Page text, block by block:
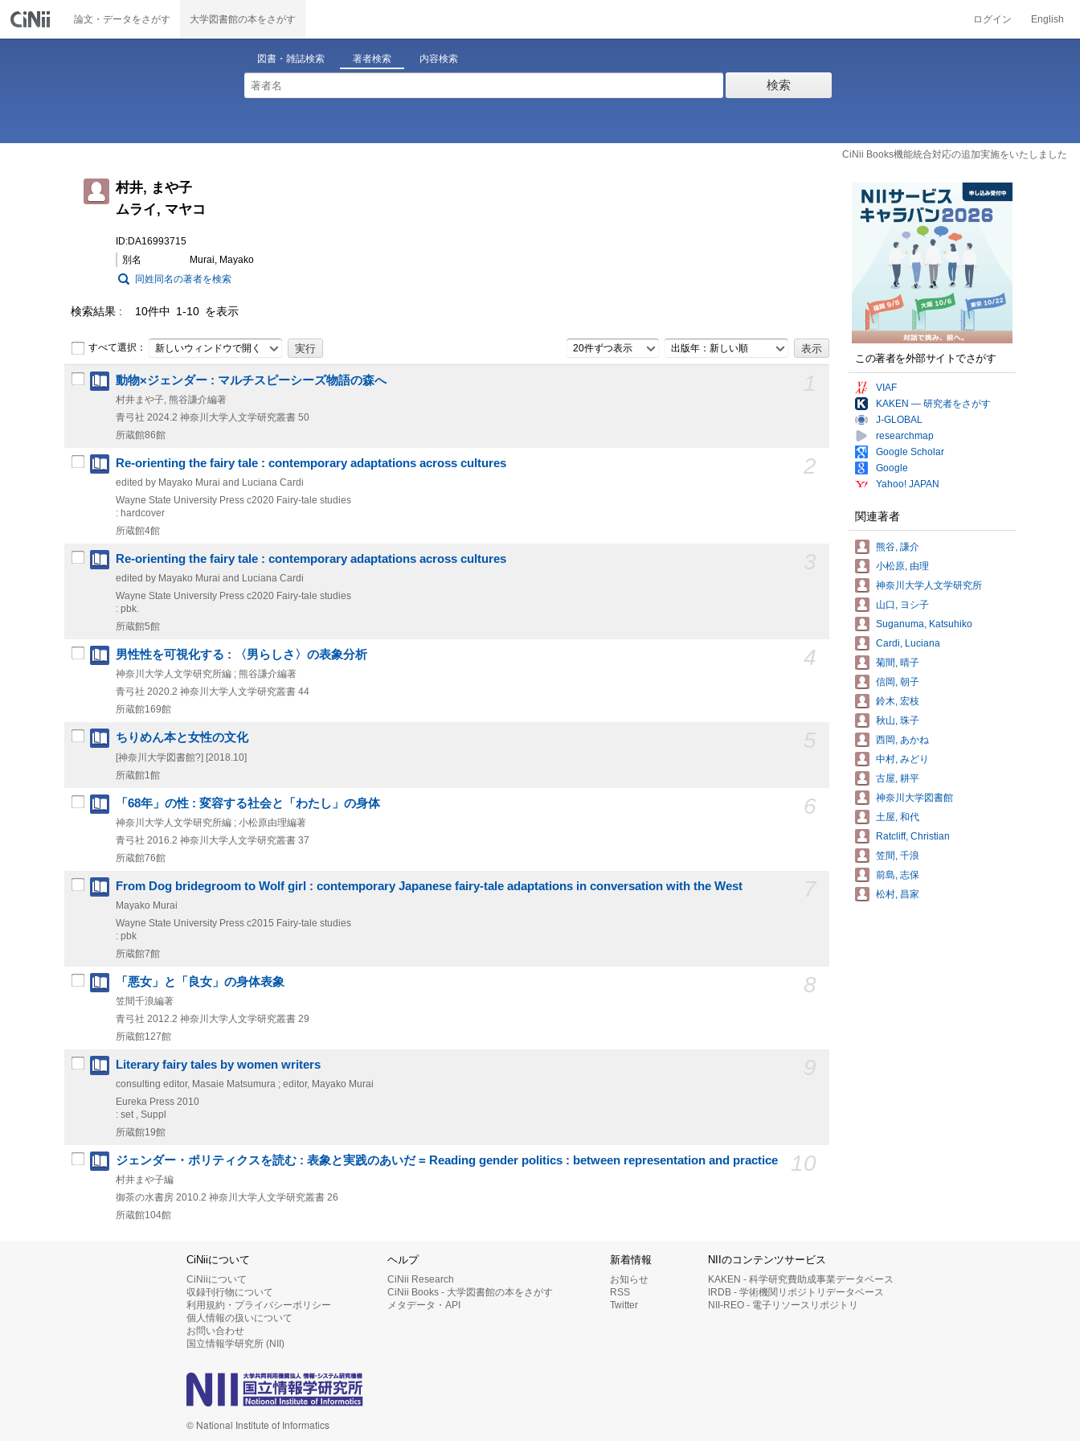
論文・データをさがす 大学図書館の本をさがす ログイン English
図書・雑誌検索 著者検索 内容検索
検索
CiNii Books機能統合対応の追加実施をいたしました
村井, まや子
ムライ, マヤコ
ID:DA16993715
別名
Murai, Mayako
同姓同名の著者を検索
検索結果 10件中 1-10 を表示
すべて選択： 新しいウィンドウで開く 20件ずつ表示 出版年：新しい順
動物×ジェンダー : マルチスピーシーズ物語の森へ
村井まや子, 熊谷謙介編著
青弓社 2024.2 神奈川大学人文学研究叢書 50
所蔵館86館
2
Re-orienting the fairy tale : contemporary adaptations across cultures
edited by Mayako Murai and Luciana Cardi
Wayne State University Press c2020 Fairy-tale studies
: hardcover
所蔵館4館
Re-orienting the fairy tale : contemporary adaptations across cultures
edited by Mayako Murai and Luciana Cardi
Wayne State University Press c2020 Fairy-tale studies
: pbk.
所蔵館5館
4
男性性を可視化する : 〈男らしさ〉の表象分析
神奈川大学人文学研究所編 ; 熊谷謙介編著
青弓社 2020.2 神奈川大学人文学研究叢書 44
所蔵館169館
ちりめん本と女性の文化
[神奈川大学図書館?] [2018.10]
所蔵館1館
6
「68年」の性 : 変容する社会と「わたし」の身体
神奈川大学人文学研究所編 ; 小松原由理編著
青弓社 2016.2 神奈川大学人文学研究叢書 37
所蔵館76館
From Dog bridegroom to Wolf girl : contemporary Japanese fairy-tale adaptations in conversation with the West
Mayako Murai
Wayne State University Press c2015 Fairy-tale studies
: pbk
所蔵館7館
8
「悪女」と「良女」の身体表象
笠間千浪編著
青弓社 2012.2 神奈川大学人文学研究叢書 29
所蔵館127館
Literary fairy tales by women writers
consulting editor, Masaie Matsumura ; editor, Mayako Murai
Eureka Press 2010
: set , Suppl
所蔵館19館
10
ジェンダー・ポリティクスを読む : 表象と実践のあいだ = Reading gender politics : between representation and practice
村井まや子編
御茶の水書房 2010.2 神奈川大学人文学研究叢書 26
所蔵館104館
この著者を外部サイトでさがす
VIAF
KAKEN — 研究者をさがす
J-GLOBAL
researchmap
Google Scholar
Google
Yahoo! JAPAN
関連著者
熊谷, 謙介
小松原, 由理
神奈川大学人文学研究所
山口, ヨシ子
Suganuma, Katsuhiko
Cardi, Luciana
菊間, 晴子
信岡, 朝子
鈴木, 宏枝
秋山, 珠子
西岡, あかね
中村, みどり
古屋, 耕平
神奈川大学図書館
土屋, 和代
Ratcliff, Christian
笠間, 千浪
前島, 志保
松村, 昌家
CiNiiについて
CiNiiについて
収録刊行物について
利用規約・プライバシーポリシー
個人情報の扱いについて
お問い合わせ
国立情報学研究所 (NII)
ヘルプ
CiNii Research
CiNii Books - 大学図書館の本をさがす
メタデータ・API
新着情報
お知らせ
RSS
Twitter
NIIのコンテンツサービス
KAKEN - 科学研究費助成事業データベース
IRDB - 学術機関リポジトリデータベース
NII-REO - 電子リソースリポジトリ
© National Institute of Informatics